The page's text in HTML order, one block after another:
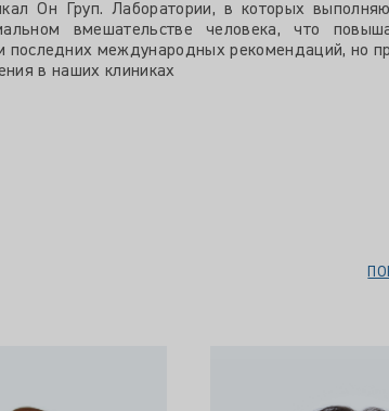
Он Груп. Лаборатории, в которых
вмешательстве человека, что
последних международных рекомендаций, но
в наших клиниках